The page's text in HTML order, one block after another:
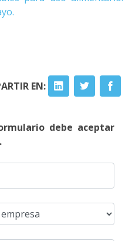
EN:
debe aceptar